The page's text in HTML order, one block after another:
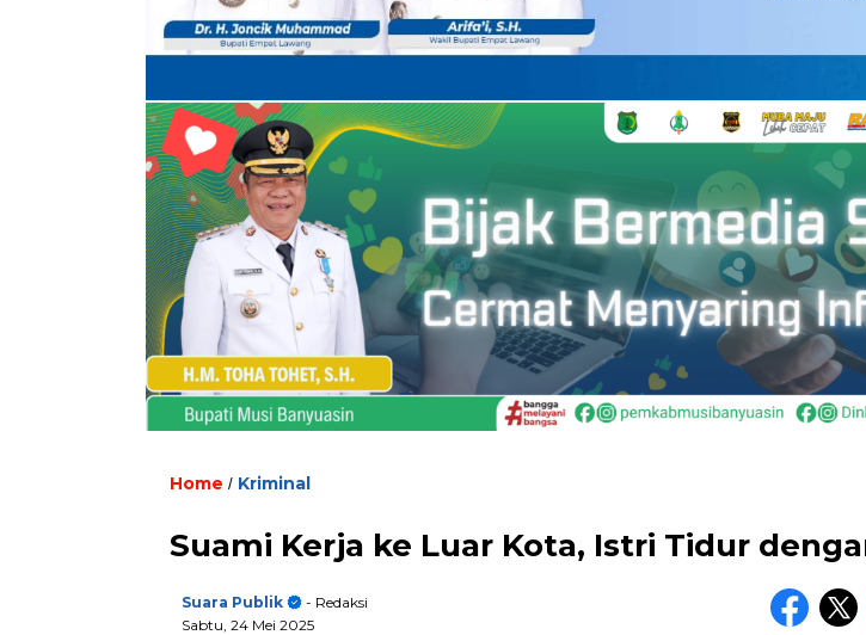
Home / Kriminal
Suami Kerja ke Luar Kota, Istri Tidur
Suara Publik
- Redaksi
Sabtu, 24 Mei 2025